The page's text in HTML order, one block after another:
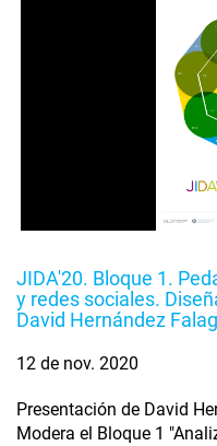
JIDA'20. Bloque 1.
y redes sociales.
David Hernández
12 de nov. 2020
Presentación de David
Modera el Bloque 1